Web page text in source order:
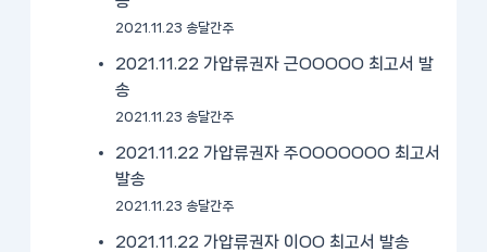
2021.11.23 송달간주
2021.11.22 가압류권자 근OOOOO 최고서 발
송
2021.11.23 송달간주
2021.11.22 가압류권자 주OOOOOOO 최고서
발송
2021.11.23 송달간주
2021.11.22 가압류권자 이OO 최고서 발송